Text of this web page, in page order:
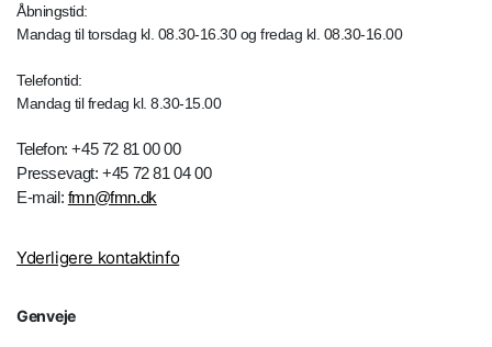
Åbningstid:
Mandag til torsdag kl. 08.30-16.30 og fredag kl. 08.30-16.00
Telefontid:
Mandag til fredag kl. 8.30-15.00
Telefon: +45 72 81 00 00
Pressevagt: +45 72 81 04 00
E-mail: fmn@fmn.dk
Yderligere kontaktinfo
Genveje